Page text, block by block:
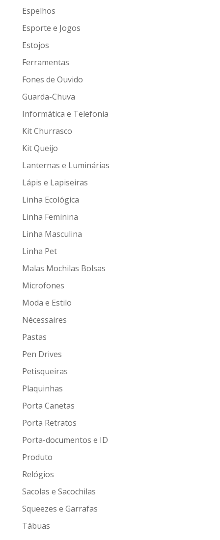
Espelhos
Esporte e Jogos
Estojos
Ferramentas
Fones de Ouvido
Guarda-Chuva
Informática e Telefonia
Kit Churrasco
Kit Queijo
Lanternas e Luminárias
Lápis e Lapiseiras
Linha Ecológica
Linha Feminina
Linha Masculina
Linha Pet
Malas Mochilas Bolsas
Microfones
Moda e Estilo
Nécessaires
Pastas
Pen Drives
Petisqueiras
Plaquinhas
Porta Canetas
Porta Retratos
Porta-documentos e ID
Produto
Relógios
Sacolas e Sacochilas
Squeezes e Garrafas
Tábuas